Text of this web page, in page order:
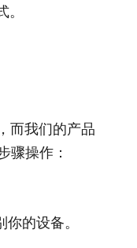
而我们的产品
骤操作：
的设备。